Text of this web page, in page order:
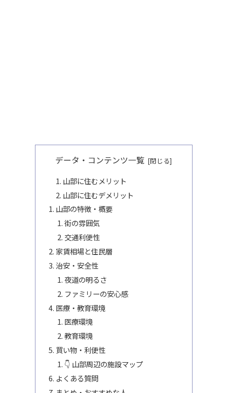
データ・コンテンツ一覧
山部に住むメリット
山部に住むデメリット
山部の特徴・概要
街の雰囲気
交通利便性
家賃相場と住民層
治安・安全性
夜道の明るさ
ファミリーの安心感
医療・教育環境
医療環境
教育環境
買い物・利便性
👇 山部周辺の施設マップ
よくある質問